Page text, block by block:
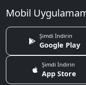
Mobil
Şimdi İndirin
Google Play
Şimdi İndirin
App Store